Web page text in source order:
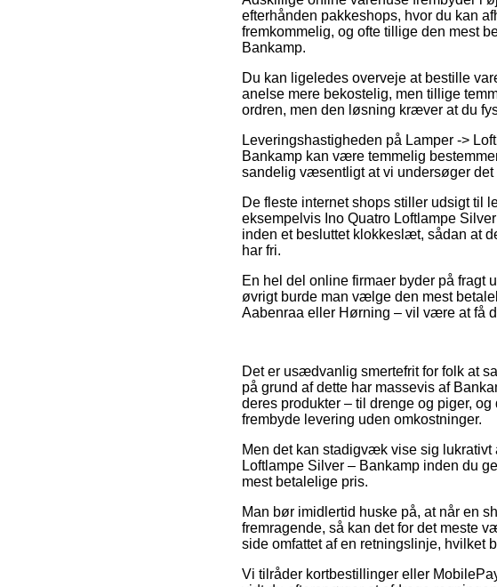
efterhånden pakkeshops, hvor du kan
fremkommelig, og ofte tillige den mest
Bankamp.
Du kan ligeledes overveje at bestille
anelse mere bekostelig, men tillige
ordren, men den løsning kræver at du
Leveringshastigheden på Lamper ->
Bankamp kan være temmelig
sandelig væsentligt at vi undersøger
De fleste internet shops stiller udsigt til
eksempelvis Ino Quatro Loftlampe
inden et besluttet klokkeslæt, sådan at
har fri.
En hel del online firmaer byder på fragt
øvrigt burde man vælge den mest
Aabenraa eller Hørning – vil være at få
Det er usædvanlig smertefrit for folk at
på grund af dette har massevis af
deres produkter – til drenge og piger,
frembyde levering uden omkostninger.
Men det kan stadigvæk vise sig
Loftlampe Silver – Bankamp inden du
mest betalelige pris.
Man bør imidlertid huske på, at når en
fremragende, så kan det for det meste
side omfattet af en retningslinje, hvilket
Vi tilråder kortbestillinger eller